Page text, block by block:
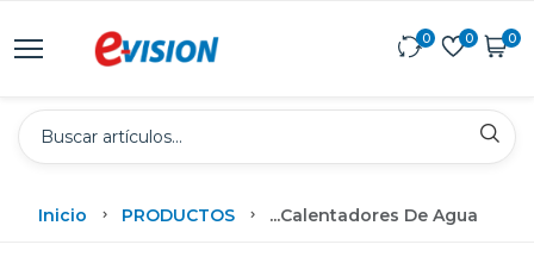
0 0 0
Inicio PRODUCTOS ...Calentadores De Agua